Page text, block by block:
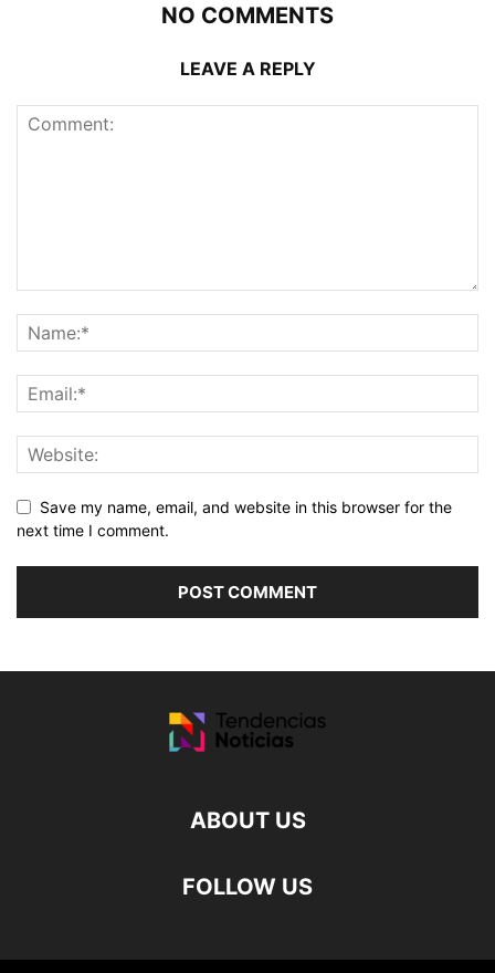
NO COMMENTS
LEAVE A REPLY
Save my name, email, and website in this browser for the
next time I comment.
ABOUT US
FOLLOW US